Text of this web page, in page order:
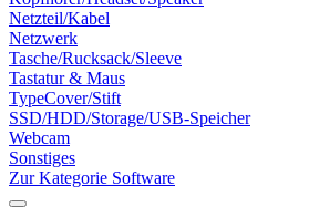
Netzteil/Kabel
Netzwerk
Tasche/Rucksack/Sleeve
Tastatur & Maus
TypeCover/Stift
SSD/HDD/Storage/USB-Speicher
Webcam
Sonstiges
Zur Kategorie Software